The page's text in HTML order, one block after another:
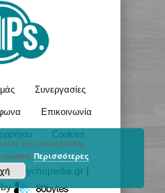
Συνεργασίες
Επικοινωνία
Cookies
- Psychopedia.gr |
by
την ιστοσελίδα,
cookies.Περισσότερες